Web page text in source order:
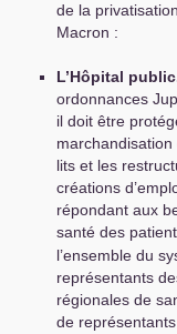
de la
Macron :
L’Hôpital
ordonnances
il doit être
lits et les
créations
répondant aux
santé des
l’ensemble du
représentants
régionales de
de